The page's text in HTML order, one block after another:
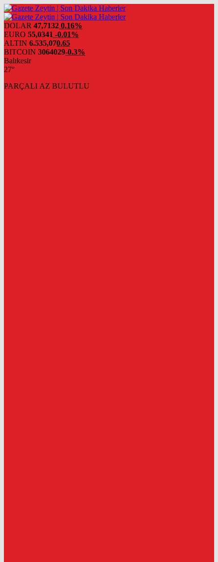
DOLAR 47,7132 0.16%
EURO 55,0341 -0.01%
ALTIN 6.535,070,65
BITCOIN 3064029-0.3%
Balıkesir
27°
PARÇALI AZ BULUTLU